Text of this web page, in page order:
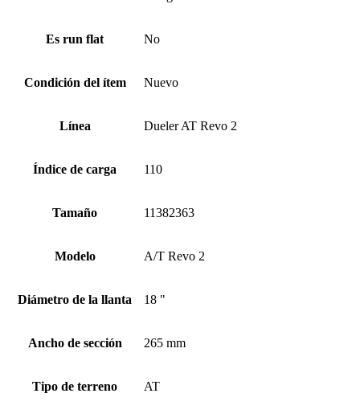
Es run flat No
Condición del ítem Nuevo
Línea Dueler AT Revo 2
Índice de carga 110
Tamaño 11382363
Modelo A/T Revo 2
Diámetro de la llanta 18 "
Ancho de sección 265 mm
Tipo de terreno AT